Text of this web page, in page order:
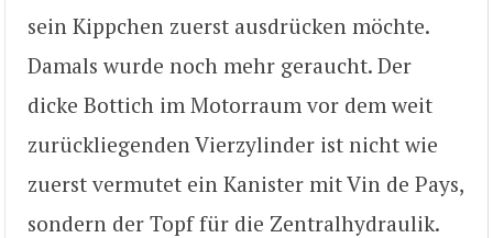
sein Kippchen zuerst ausdrücken möchte.
Damals wurde noch mehr geraucht. Der
dicke Bottich im Motorraum vor dem weit
zurückliegenden Vierzylinder ist nicht wie
zuerst vermutet ein Kanister mit Vin de Pays,
sondern der Topf für die Zentralhydraulik.